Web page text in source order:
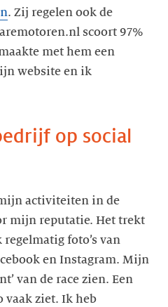
. Zij regelen ook de
scoort 97%
met hem een
website en ik
op social
activiteiten in de
mijn reputatie. Het trekt
foto’s van
en Instagram. Mijn
van de race zien. Een
vaak ziet. Ik heb